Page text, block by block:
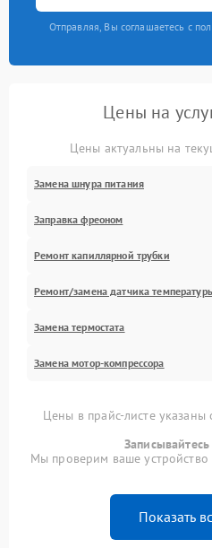
Отправляя, Вы соглашаетесь с
Цены на
Цены актуальны на
Замена шнура питания
Заправка фреоном
Ремонт капиллярной трубки
Ремонт/замена датчика
Замена термостата
Замена мотор-компрессора
Цены в прайс-листе указаны
Мы проверим ваше
Показать